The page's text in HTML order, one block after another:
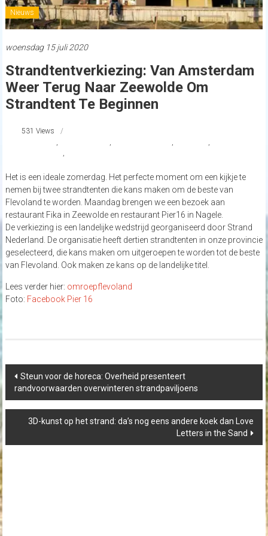
Nieuws
woensdag 15 juli 2020
Strandtentverkiezing: Van Amsterdam
Weer Terug Naar Zeewolde Om
Strandtent Te Beginnen
531 Views
, , ,
,
,
Het is een ideale zomerdag. Het perfecte moment om een kijkje te
nemen bij twee strandtenten die kans maken om de beste van
Flevoland te worden. Maandag brengen we een bezoek aan
restaurant Fika in Zeewolde en restaurant Pier16 in Nagele.
De verkiezing is een landelijke wedstrijd georganiseerd door Strand
Nederland. De organisatie heeft dertien strandtenten in onze provincie
geselecteerd, die kans maken om uitgeroepen te worden tot de beste
van Flevoland. Ook maken ze kans op de landelijke titel.
Lees verder hier: omroepflevoland
Foto: Facebook Pier 16
navigation
Steun voor de horeca: Overheid presenteert
randvoorwaarden overwinteren strandpaviljoens
3D-kunst op het strand: da’s nog eens andere koek dan Love
Letters in the Sand